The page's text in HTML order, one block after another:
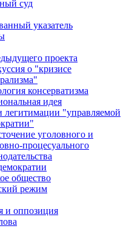
суд
указатель
проекта
о "кризисе
консерватизма
идея
легитимации "управляемой
уголовного и
процесуального
общество
режим
и оппозиция